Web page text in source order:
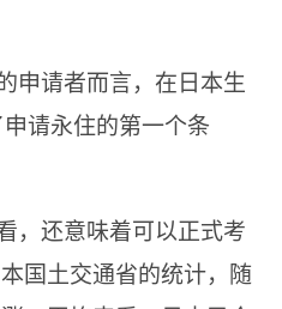
申请者而言，在日本生
请永住的第一个条
，还意味着可以正式考
国土交通省的统计，随